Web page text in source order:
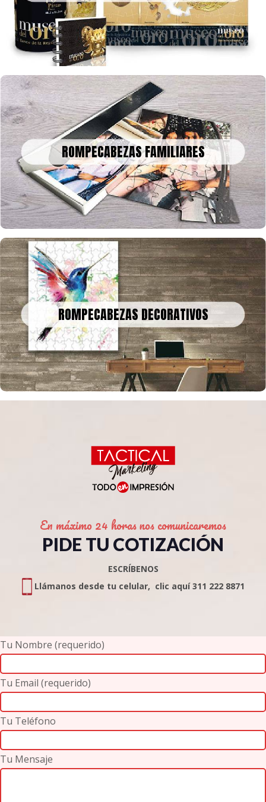
tamaño que quieras y con la cantidad de fichas que desees
ROMPECABEZAS FAMILIARES
ROMPECABEZAS FAMILIARES
Un bonito recuerdo para decorar o enmarcar en la historia, tus
fotos o collage en rompecabezas, para celebrar una fecha
especial
ROMPECABEZAS DECORATIVOS
ROMPECABEZAS DECORATIVOS
Podemos convertir obras de arte, fotografías o recuerdos
familiares en un rompecabezas gigante para decorar tu casa u
oficina
En máximo 24 horas nos comunicaremos
PIDE TU COTIZACIÓN
ESCRÍBENOS
Llámanos desde tu celular, clic aquí 311 222 8871
Tu Nombre (requerido)
Tu Email (requerido)
Tu Teléfono
Tu Mensaje